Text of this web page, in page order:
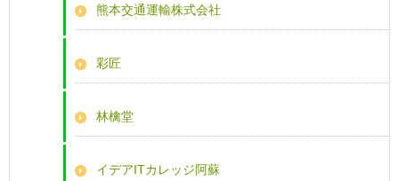
熊本交通運輸株式会社
彩匠
林檎堂
イデアITカレッジ阿蘇